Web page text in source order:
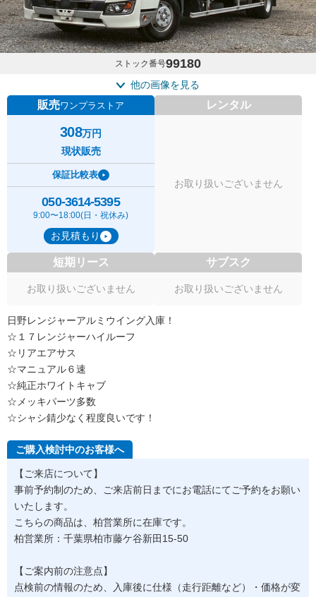
ストック番号99180
他の画像を見る
販売ワンプラストア
308万円
現状販売
保証比較表
050-3614-5395
9:00〜18:00(日・祝休み)
お見積もり
レンタル
お取り扱いございません
短期リース
お取り扱いございません
サブスク
お取り扱いございません
日野レンジャーアルミウイング入庫！
☆１７レンジャーハイルーフ
☆リアエアサス
☆マニュアル６速
☆純正ホワイトキャブ
☆メッキパーツ多数
☆シャシ錆少なく程度良いです！
ご購入検討中のお客様へ
【ご来店について】
事前予約制のため、ご来店前日までにお電話にてご予約をお願い
いたします。
こちらの商品は、柏営業所に在庫です。
柏営業所：千葉県柏市藤ケ谷新田15-50
【ご案内前の注意点】
点検前の情報のため、入庫後に仕様（走行距離など）・価格が変